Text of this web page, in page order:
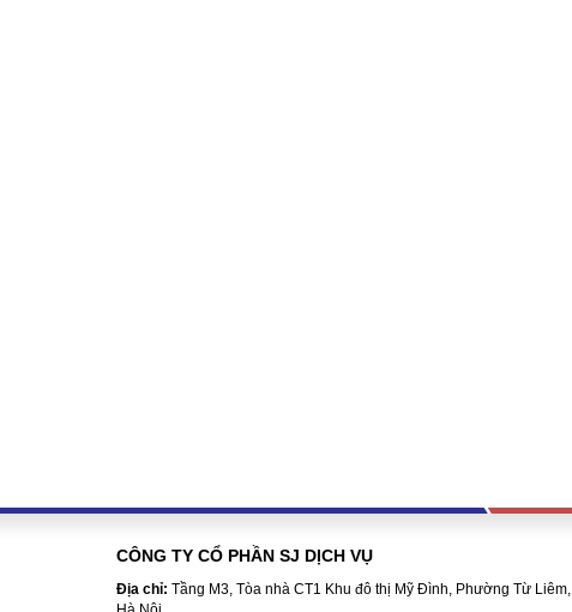
CÔNG TY CỔ PHẦN SJ DỊCH VỤ
Địa chỉ: Tầng M3, Tòa nhà CT1 Khu đô thị Mỹ Đình, Phường Từ Liêm,